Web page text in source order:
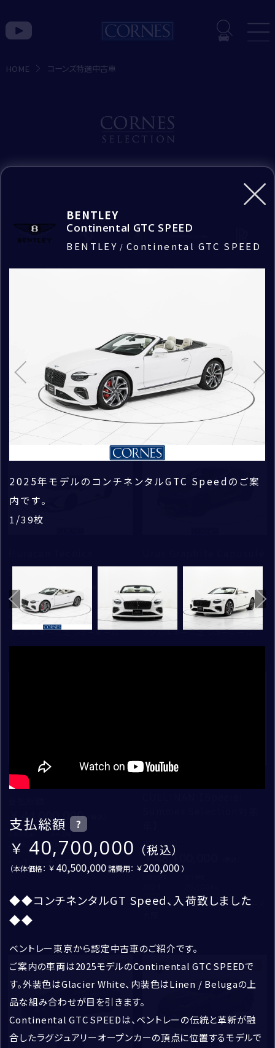
CORNES MOMENT
THE MAGARIGAWA CLUB
BENTLEY
LAMBORGHINI
PORSCHE
ROLLS ROYCE
SINGER VEHICLE DESIGN
買取・査定
HOME コーンズ特選中古車
ズ
選
古
Bentley
Lamborghini
Rolls-Royce
COLOR
白系 黒系
グレー系 シルバー系
青系
オレンジ系
その他
STORE
ロールス・ロイス・モーター・カーズ大阪
OTHER
修復歴なし
新着車両
検索
検索
件
新着
37,750,000
初度登録年：
2023
走行距離：
1,385
ランボルギーニ芝 ショールーム
35,230,000
初度登録年：
2021
走行距離：
12,697
ランボルギーニ芝 ショールーム
Continental GT Speed
44,000,000
2026
走行距離：
264
ベントレー東京 芝ショールーム
支払総額
48,100,000
ロールス・ロイス・モーター・カーズ
新着 新着
支払総額 ?
40,700,000
（本体価格： 40,500,000諸費用： 200,000 ）
◆◆コンチネンタルGT Speed、入荷致しました
◆◆
ベントレー東京から認定中古車のご紹介です。
ご案内の車両は2025モデルのContinental GTC SPEEDで
す。外装色はGlacier White、内装色はLinen / Belugaの上
品な組み合わせが目を引きます。
Continental GTC SPEEDは、ベントレーの伝統と革新が融
合したラグジュアリーオープンカーの頂点に位置するモデルで
BENTLEY
Continental GTC SPEED
BENTLEY / Continental GTC SPEED
2025年モデルのコンチネンタルGTC Speedのご案
内です。
1 /39枚
一部在庫はストックヤードにて保管しております。現
車確認される際は、事前にご連絡いただけますと、ご
案内がスムーズです。
ボディカラーは、グラッシャーホワイト（ソリッド）で
す。
1 /39枚
ボディサイズは全長4890×全幅1965×全高
1390(mm)になります。
1 /39枚
ソフトトップの幌を閉めるとご覧のようになります。美
しいデザインを損なわない計算しつくされた仕様に
なります。
新型コンチネンタルGTC Speed。ガソリン＋モータ
ーのハイブリッドとなります。
1 /39枚
大きく変わった外観に加えて走りもパワーアップして
おります。
1 /39枚
トランクは奥行きがあり、用途に合わせて多くの荷物
を積んでいただけます。
1 /39枚
内装のデザインも新しくなっております。ぜひ現車を
ご確認ください。
1 /39枚
ホワイト(Linen)とブラック(Beluga)の組み合わせ
が高級感を演出いたします。
1 /39枚
シートのデザインも一新されております。
1/39枚
前車追従機能、レーンキープアシスト、ヘッドアップ
ディスプレイも備わり、多数のオプションを備えてお
ります。
ステアリング周りにボタンを集約し、運転に集中でき
る構造となっております。
1 /39枚
BluetoothやUSBでスマートフォンとの接続ももち
ろん可能。お好みの音楽を楽しんでいただけます。
1 /39枚
オプションのローテーションディスプレイが遊び心を
感じさせます。
1 /39枚
センターコンソール周り。シートヒーターやベンチレ
ーション、マッサージ機能も備わっておりますので快
適なドライビングを楽しんでいただけます。
助手席にも同様にシートヒーター、ベンチレーショ
ン、マッサージ機能が備わっております。
1 /39枚
新型コンチネンタルGT、これまでの伝統を受け継ぎ
パワーアップしながらも、CO2排出を抑えた環境にも
配慮した車両となっております。
オプションのNaim for Bentley。音響設備にも妥
協のない1台となっております。
1 /39枚
後部座席もあり、4人乗りの設定となっております。
1/39枚
22インチの大型ホイール。デザインも新しくなり引き
締まってスポーティーな仕様になっております。
1 /39枚
納車前には専門のテクニカルスタッフにより、 厳密
な納車前点検を実施しますので、ご安心してお乗り頂
けます。
この他にも上質な認定中古車を取り揃えております
ので、お問い合わせお待ちしております。
1 /39枚
1/39枚
1/39枚
1/39枚
1/39枚
1/39枚
1/39枚
1/39枚
1/39枚
1/39枚
1/39枚
1/39枚
1/39枚
1/39枚
1/39枚
1/39枚
1/39枚
｢*｣は必須項目です。
お問い合わせのブランド
お問い合わせの店舗
その他補足事項
お名前 *
名
ふりがな *
入力内容の確認
入力内容を確認し、間違いがなければ
お問い合わせ種別
Bentley
お問い合わせの店舗
Continental GTC SPEED
ご購入希望時期
2026
年1月頃
お名前
ご連絡方法
メールアドレス
住所
郵便番号
都道府県
市区町村・番地
入力内容修正
送信